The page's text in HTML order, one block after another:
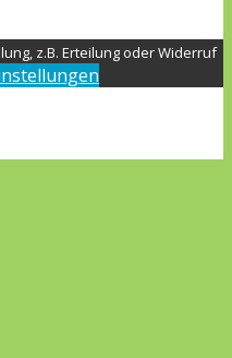
z.B. Erteilung oder Widerruf